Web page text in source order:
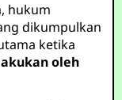
hukum
dikumpulkan
ketika
oleh